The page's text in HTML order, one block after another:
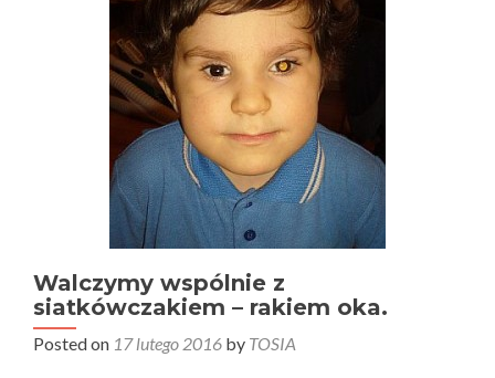
Walczymy wspólnie z
siatkówczakiem – rakiem oka.
Posted on 17 lutego 2016 by TOSIA